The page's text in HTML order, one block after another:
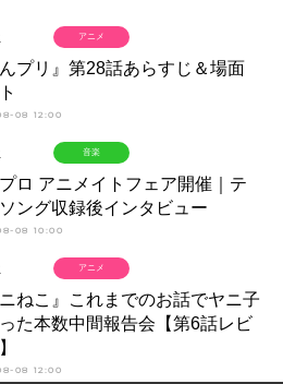
んプリ』第28話あらすじ＆場面
08 12:00
アニメ
ロ アニメイトフェア開催｜テ
ング収録後インタビュー
08 10:00
音楽
ニねこ』これまでのお話でヤニ子
た本数中間報告会【第6話レビ
08 12:00
アニメ